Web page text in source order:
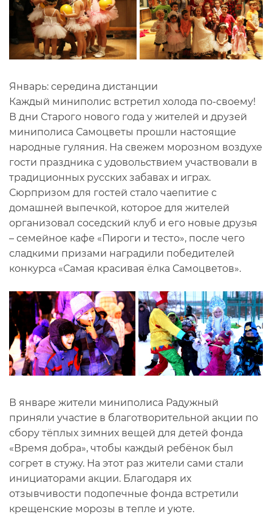
Январь: середина дистанции
Каждый миниполис встретил холода по-своему!
В дни Старого нового года у жителей и друзей
миниполиса Самоцветы прошли настоящие
народные гуляния. На свежем морозном воздухе
гости праздника с удовольствием участвовали в
традиционных русских забавах и играх.
Сюрпризом для гостей стало чаепитие с
домашней выпечкой, которое для жителей
организовал соседский клуб и его новые друзья
– семейное кафе «Пироги и тесто», после чего
сладкими призами наградили победителей
конкурса «Самая красивая ёлка Самоцветов».
В январе жители миниполиса Радужный
приняли участие в благотворительной акции по
сбору тёплых зимних вещей для детей фонда
«Время добра», чтобы каждый ребёнок был
согрет в стужу. На этот раз жители сами стали
инициаторами акции. Благодаря их
отзывчивости подопечные фонда встретили
крещенские морозы в тепле и уюте.